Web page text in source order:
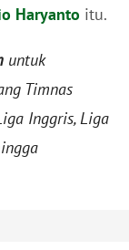
Haryanto itu.
untuk
Timnas
Inggris, Liga